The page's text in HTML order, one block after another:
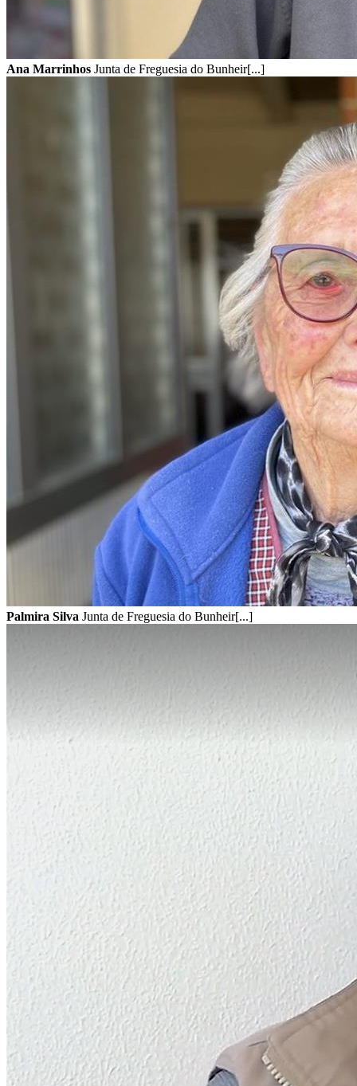
Ana Marrinhos Junta de Freguesia do Bunheir[...]
Palmira Silva Junta de Freguesia do Bunheir[...]